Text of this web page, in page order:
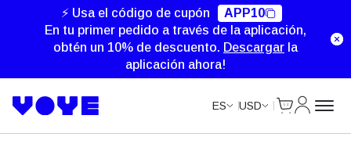
⚡ Usa el código de cupón
APP10
En tu primer pedido a través de la aplicación,
obtén un 10% de descuento. Descargar la
aplicación ahora!
ES USD